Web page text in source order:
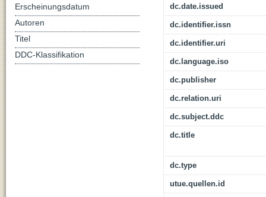
dc.date.issued
dc.identifier.issn
dc.identifier.uri
dc.language.iso
dc.publisher
dc.relation.uri
dc.subject.ddc
dc.title
dc.type
utue.quellen.id
Erscheinungsdatum
Autoren
Titel
DDC-Klassifikation